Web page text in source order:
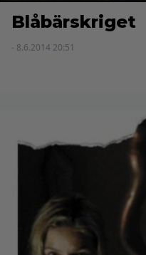
Blåbärskriget
- 8.6.2014 20:51